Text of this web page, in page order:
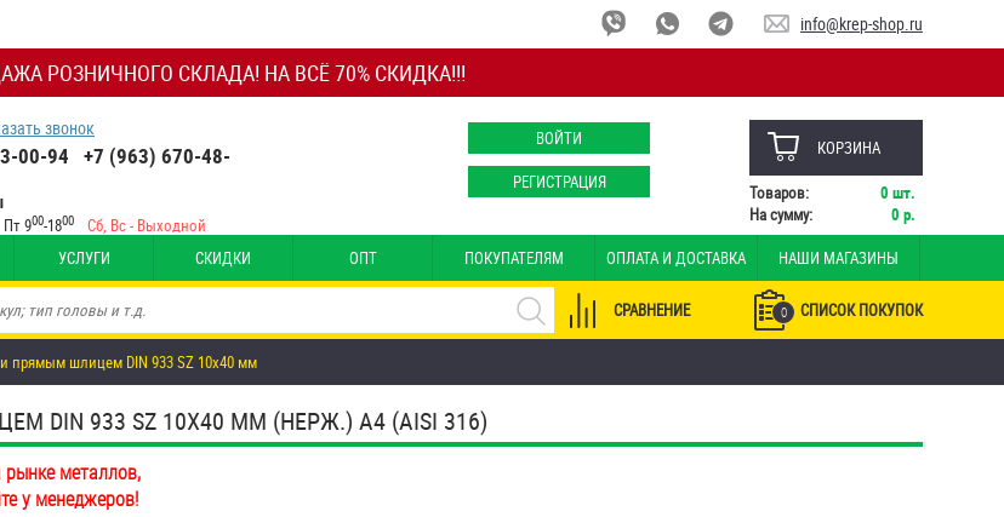
РОЗНИЧНОГО СКЛАДА! НА ВСЁ 70% СКИДКА!!!
info@krep-shop.ru
звонок
00-94 +7 (963) 670-48-
Пт 900-1800 Сб, Вс - Выходной
ВОЙТИ
РЕГИСТРАЦИЯ
КОРЗИНА
Товаров: 0 шт.
На сумму:
0 р.
УСЛУГИ СКИДКИ ОПТ ПОКУПАТЕЛЯМ ОПЛАТА И ДОСТАВКА НАШИ МАГАЗИНЫ
0 СПИСОК ПОКУПОК
СРАВНЕНИЕ
прямым шлицем DIN 933 SZ 10х40 мм
933 SZ 10Х40 ММ (НЕРЖ.) A4 (AISI 316)
рынке металлов,
у менеджеров!